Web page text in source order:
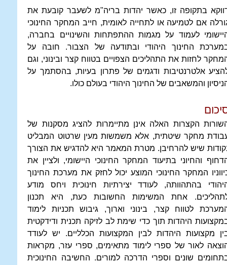
בתקופה זו, כאשר יהדות בריה"מ לשעבר קובעת את
אם לטמיעה או לתחייה לאומית, חייב המחקר החינוכי
לעמוד על מגמות ההתפתחות והשינויים בחברה,
החינוך היהודי ובתודעה של הצבור. חובה על
לחזות את התהליכים הצפויים בטווח קצר ובינוני, וגם
אלטרנטיבות ודגמים של פתרון בעיות, בהסתמך על
והמשאבים של החינוך היהודי בעולם כולו.
הקצרות האלה אינן מתיימרות להציג מסקנות של
מחקר שיטתית, אלא משמשות מעין שרטוט המבליט
שיש להרחיבן. מטרת המאמר היא להדגיש את הצורך
והחיוני בתיעוד המחקר החינוכי היישומי, ולציין את
המחקר החינוכי המוצע יכול לחזק את מערכת החינוך
בהתהוותה, לעודד יצירתיות חינוכית ויחס מודע
אחת המשימות החשובות כעת, היא תכנון
לטווח קצר, בינוני וארוך, גיבוש תכניות לימוד
היהדות תוך כדי שימת לב לזיקה תכנית ודידקטית
מקצועות היהדות לבין המקצועות הכלליים. יש לעודד
לאור של ספרי לימוד מתאימים, ספרי עזר, מקראות
שונים וספרי הדרכה למורים. החשיבה החינוכית